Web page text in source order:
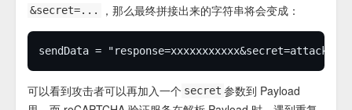
&secret=... ，那么最终拼接出来的字符串将会变成：
可以看到攻击者可以再加入一个 secret 参数到 Payload